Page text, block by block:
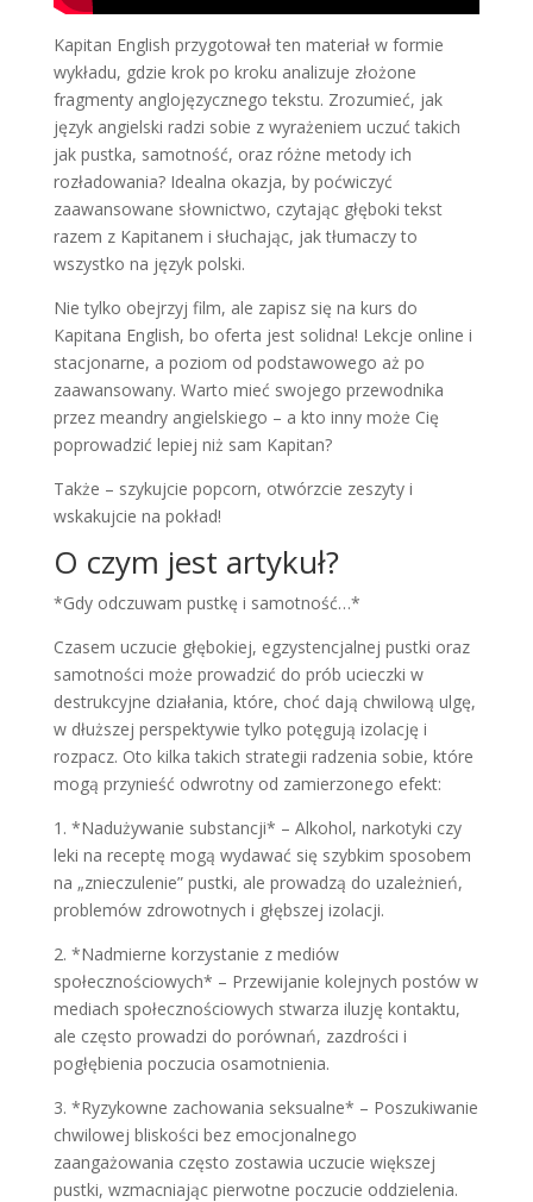
Kapitan English przygotował ten materiał w formie
wykładu, gdzie krok po kroku analizuje złożone
fragmenty anglojęzycznego tekstu. Zrozumieć, jak
język angielski radzi sobie z wyrażeniem uczuć takich
jak pustka, samotność, oraz różne metody ich
rozładowania? Idealna okazja, by poćwiczyć
zaawansowane słownictwo, czytając głęboki tekst
razem z Kapitanem i słuchając, jak tłumaczy to
wszystko na język polski.
Nie tylko obejrzyj film, ale zapisz się na kurs do
Kapitana English, bo oferta jest solidna! Lekcje online i
stacjonarne, a poziom od podstawowego aż po
zaawansowany. Warto mieć swojego przewodnika
przez meandry angielskiego – a kto inny może Cię
poprowadzić lepiej niż sam Kapitan?
Także – szykujcie popcorn, otwórzcie zeszyty i
wskakujcie na pokład!
O czym jest artykuł?
*Gdy odczuwam pustkę i samotność…*
Czasem uczucie głębokiej, egzystencjalnej pustki oraz
samotności może prowadzić do prób ucieczki w
destrukcyjne działania, które, choć dają chwilową ulgę,
w dłuższej perspektywie tylko potęgują izolację i
rozpacz. Oto kilka takich strategii radzenia sobie, które
mogą przynieść odwrotny od zamierzonego efekt:
1. *Nadużywanie substancji* – Alkohol, narkotyki czy
leki na receptę mogą wydawać się szybkim sposobem
na „znieczulenie” pustki, ale prowadzą do uzależnień,
problemów zdrowotnych i głębszej izolacji.
2. *Nadmierne korzystanie z mediów
społecznościowych* – Przewijanie kolejnych postów w
mediach społecznościowych stwarza iluzję kontaktu,
ale często prowadzi do porównań, zazdrości i
pogłębienia poczucia osamotnienia.
3. *Ryzykowne zachowania seksualne* – Poszukiwanie
chwilowej bliskości bez emocjonalnego
zaangażowania często zostawia uczucie większej
pustki, wzmacniając pierwotne poczucie oddzielenia.